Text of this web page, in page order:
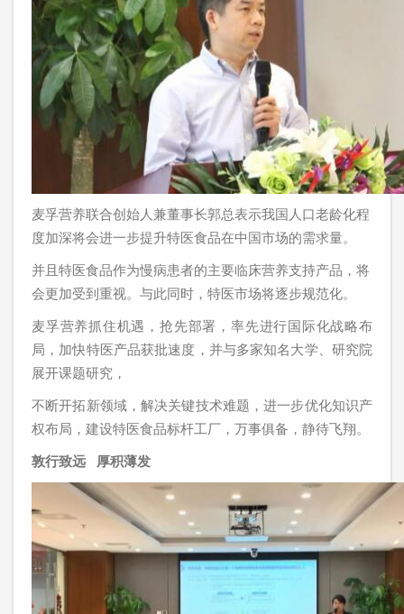
麦孚营养联合创始人兼董事长郭总表示我国人口老龄化程
度加深将会进一步提升特医食品在中国市场的需求量。
并且特医食品作为慢病患者的主要临床营养支持产品，将
会更加受到重视。与此同时，特医市场将逐步规范化。
麦孚营养抓住机遇，抢先部署，率先进行国际化战略布
局，加快特医产品获批速度，并与多家知名大学、研究院
展开课题研究，
不断开拓新领域，解决关键技术难题，进一步优化知识产
权布局，建设特医食品标杆工厂，万事俱备，静待飞翔。
敦行致远 厚积薄发